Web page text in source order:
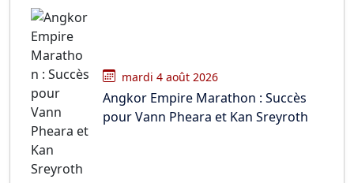
mardi 4 août 2026
Angkor Empire Marathon : Succès
pour Vann Pheara et Kan Sreyroth